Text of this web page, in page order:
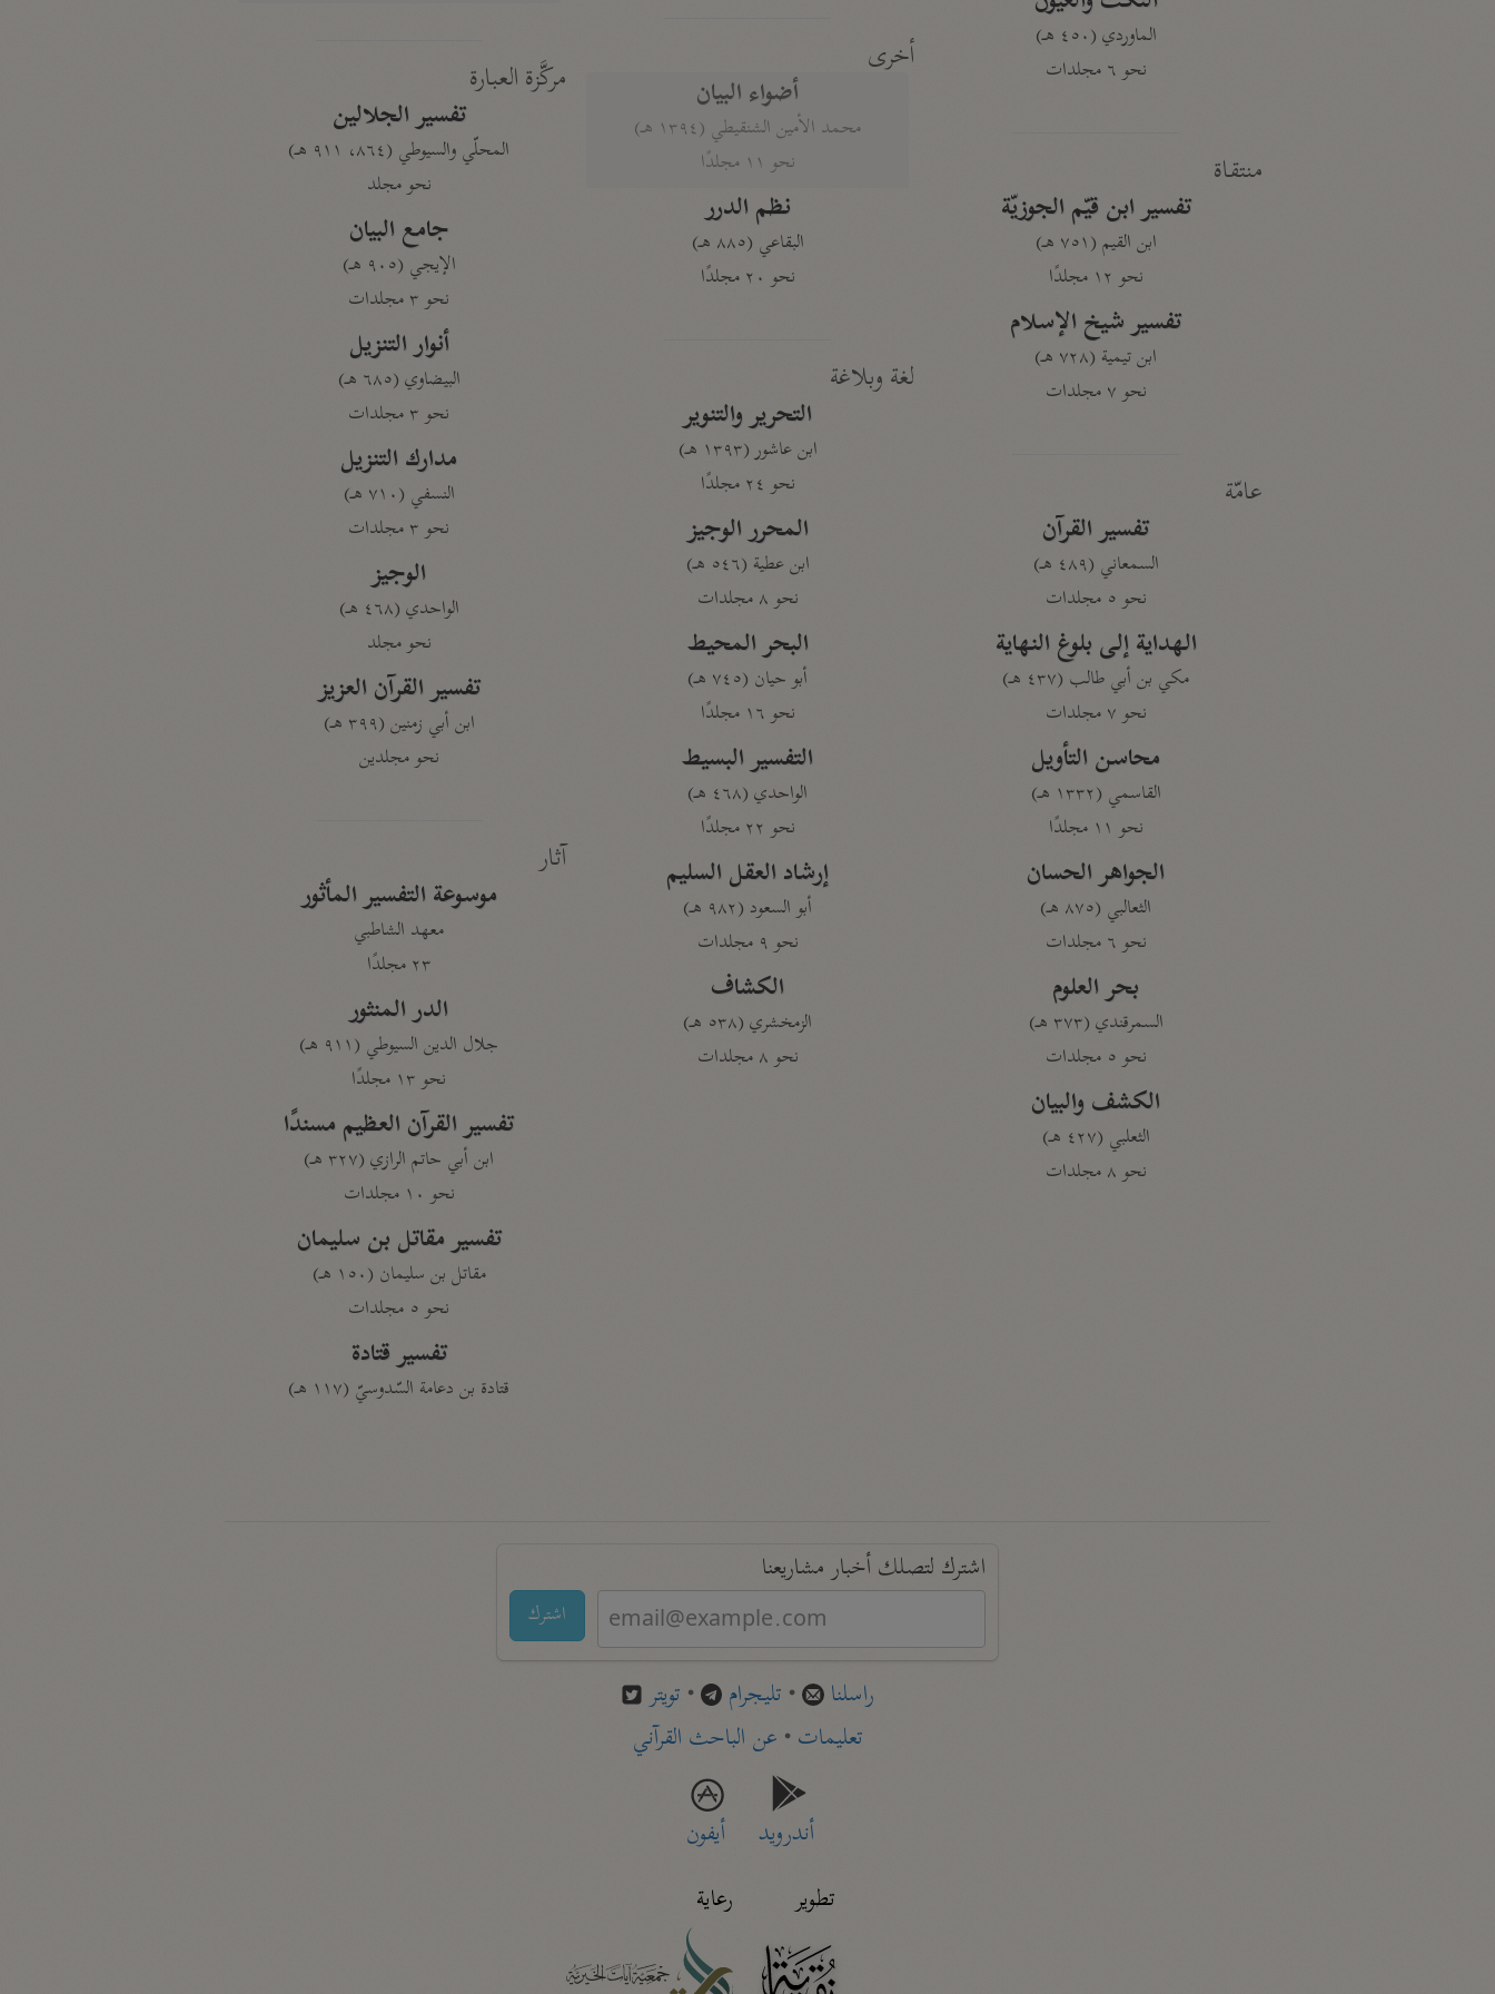
الماوردي (٤٥٠ هـ)
نحو ٦ مجلدات
منتقاة
تفسير ابن قيّم الجوزيّة
ابن القيم (٧٥١ هـ)
نحو ١٢ مجلدًا
تفسير شيخ الإسلام
ابن تيمية (٧٢٨ هـ)
نحو ٧ مجلدات
عامّة
تفسير القرآن
السمعاني (٤٨٩ هـ)
نحو ٥ مجلدات
الهداية إلى بلوغ النهاية
مكي بن أبي طالب (٤٣٧ هـ)
نحو ٧ مجلدات
محاسن التأويل
القاسمي (١٣٣٢ هـ)
نحو ١١ مجلدًا
الجواهر الحسان
الثعالبي (٨٧٥ هـ)
نحو ٦ مجلدات
بحر العلوم
السمرقندي (٣٧٣ هـ)
نحو ٥ مجلدات
الكشف والبيان
الثعلبي (٤٢٧ هـ)
نحو ٨ مجلدات
أخرى
أضواء البيان
محمد الأمين الشنقيطي (١٣٩٤ هـ)
نحو ١١ مجلدًا
نظم الدرر
البقاعي (٨٨٥ هـ)
نحو ٢٠ مجلدًا
لغة وبلاغة
التحرير والتنوير
ابن عاشور (١٣٩٣ هـ)
نحو ٢٤ مجلدًا
المحرر الوجيز
ابن عطية (٥٤٦ هـ)
نحو ٨ مجلدات
البحر المحيط
أبو حيان (٧٤٥ هـ)
نحو ١٦ مجلدًا
التفسير البسيط
الواحدي (٤٦٨ هـ)
نحو ٢٢ مجلدًا
إرشاد العقل السليم
أبو السعود (٩٨٢ هـ)
نحو ٩ مجلدات
الكشاف
الزمخشري (٥٣٨ هـ)
نحو ٨ مجلدات
مركَّزة العبارة
تفسير الجلالين
المحلّي والسيوطي (٨٦٤، ٩١١ هـ)
نحو مجلد
جامع البيان
الإيجي (٩٠٥ هـ)
نحو ٣ مجلدات
أنوار التنزيل
البيضاوي (٦٨٥ هـ)
نحو ٣ مجلدات
مدارك التنزيل
النسفي (٧١٠ هـ)
نحو ٣ مجلدات
الوجيز
الواحدي (٤٦٨ هـ)
نحو مجلد
تفسير القرآن العزيز
ابن أبي زمنين (٣٩٩ هـ)
نحو مجلدين
آثار
موسوعة التفسير المأثور
معهد الشاطبي
٢٣ مجلدًا
الدر المنثور
جلال الدين السيوطي (٩١١ هـ)
نحو ١٣ مجلدًا
تفسير القرآن العظيم مسندًا
ابن أبي حاتم الرازي (٣٢٧ هـ)
نحو ١٠ مجلدات
تفسير مقاتل بن سليمان
مقاتل بن سليمان (١٥٠ هـ)
نحو ٥ مجلدات
تفسير قتادة
قتادة بن دعامة السّدوسيّ (١١٧ هـ)
اشترك لتصلك أخبار مشاريعنا
اشترك
راسلنا • تليجرام • تويتر
تعليمات• عن الباحث القرآني
أندرويد
أيفون
تطوير
رعاية